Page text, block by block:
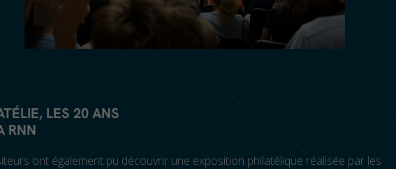
LES 20 ANS
RNN
ont également pu découvrir une exposition philatélique réalisée par les